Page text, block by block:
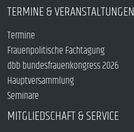
TERMINE & VERANSTALTUNGEN
Termine
Frauenpolitische Fachtagung
dbb bundesfrauenkongress 2026
Hauptversammlung
Seminare
MITGLIEDSCHAFT & SERVICE